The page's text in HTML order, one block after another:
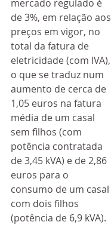
mercado regulado é
de 3%, em relação aos
preços em vigor, no
total da fatura de
eletricidade (com IVA),
o que se traduz num
aumento de cerca de
1,05 euros na fatura
média de um casal
sem filhos (com
potência contratada
de 3,45 kVA) e de 2,86
euros para o
consumo de um casal
com dois filhos
(potência de 6,9 kVA).